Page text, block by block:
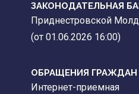
ЗАКОНОДАТЕЛЬНАЯ
Приднестровской
(от 01.06.2026 16:00)
ОБРАЩЕНИЯ ГРАЖДАН
Интернет-приемная